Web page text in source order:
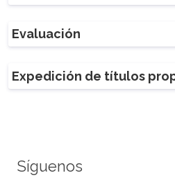
Evaluación
Expedición de títulos
Síguenos